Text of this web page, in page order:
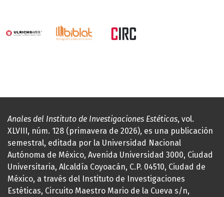
Anales del Instituto de Investigaciones Estéticas, vol.
XLVIII, núm. 128 (primavera de 2026), es una publicación
semestral, editada por la Universidad Nacional
Autónoma de México, Avenida Universidad 3000, Ciudad
Universitaria, Alcaldía Coyoacán, C.P. 04510, Ciudad de
México, a través del Instituto de Investigaciones
Estéticas, Circuito Maestro Mario de la Cueva s/n,